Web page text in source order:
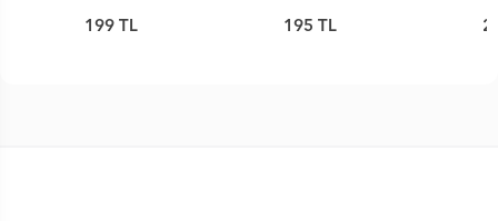
Alıcı Kol Aparat
199 TL 195 TL